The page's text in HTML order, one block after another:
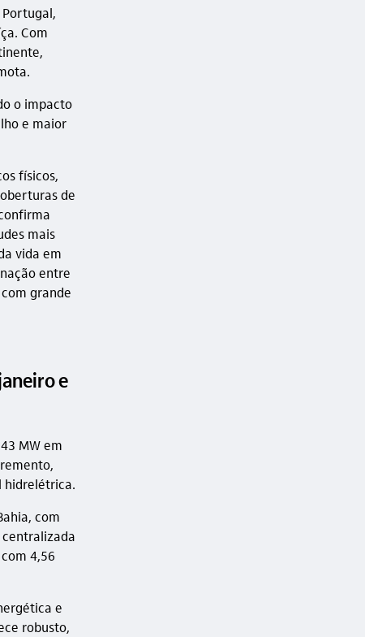
Portugal,
Com
o impacto
e maior
físicos,
de
mais
vida em
entre
grande
e
MW em
hidrelétrica.
com
centralizada
4,56
e
robusto,